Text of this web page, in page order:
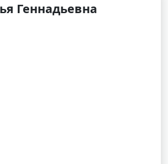
Геннадьевна